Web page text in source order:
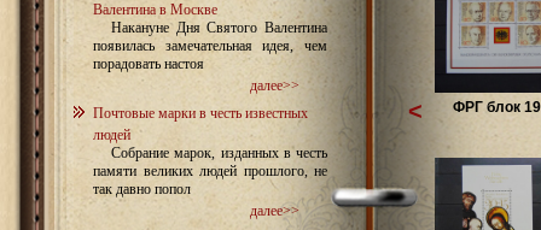
Валентина в Москве
Накануне Дня Святого Валентина
появилась замечательная идея, чем
порадовать настоя
далее>>
Почтовые марки в честь известных
людей
Собрание марок, изданных в честь
памяти великих людей прошлого, не
так давно попол
далее>>
ФРГ блок
<